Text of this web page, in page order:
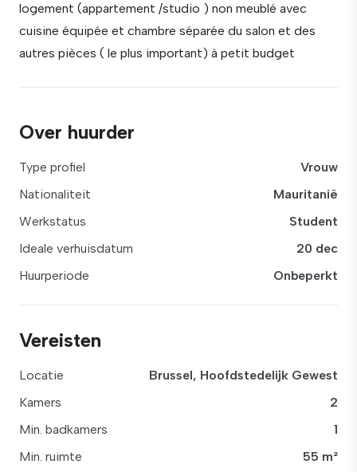
logement (appartement /studio ) non meublé avec
cuisine équipée et chambre séparée du salon et des
autres pièces ( le plus important) à petit budget
Over huurder
Type profiel
Vrouw
Nationaliteit
Mauritanië
Werkstatus
Student
Ideale verhuisdatum
20 dec
Huurperiode
Onbeperkt
Vereisten
Locatie
Brussel, Hoofdstedelijk Gewest
Kamers
2
Min. badkamers
1
Min. ruimte
55 m²